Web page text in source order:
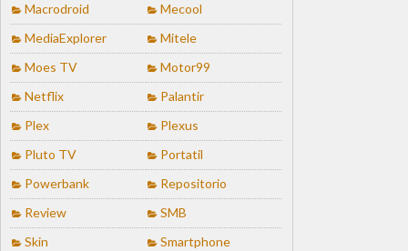
Macrodroid
Mecool
MediaExplorer
Mitele
Moes TV
Motor99
Netflix
Palantir
Plex
Plexus
Pluto TV
Portatil
Powerbank
Repositorio
Review
SMB
Skin
Smartphone